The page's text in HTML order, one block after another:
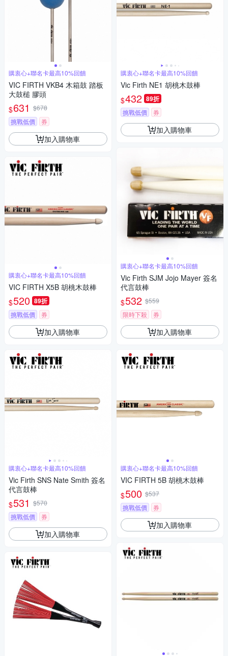
購衷心+聯名卡最高10%回饋
VIC FIRTH VKB4 木箱鼓 踏板
大鼓槌 膠頭
$631 $678
挑戰低價
券
加入購物車
購衷心+聯名卡最高10%回饋
VIC FIRTH X5B 胡桃木鼓棒
$520 89折
挑戰低價 券
加入購物車
購衷心+聯名卡最高10%回饋
Vic Firth SNS Nate Smith 簽名
代言鼓棒
$531 $570
挑戰低價
券
加入購物車
購衷心+聯名卡最高10%回饋
Vic Firth NE1 胡桃木鼓棒
$432 89折
挑戰低價 券
加入購物車
購衷心+聯名卡最高10%回饋
Vic Firth SJM Jojo Mayer 簽名
代言鼓棒
$532 $559
限時下殺
券
加入購物車
購衷心+聯名卡最高10%回饋
VIC FIRTH 5B 胡桃木鼓棒
$500 $537
挑戰低價
券
加入購物車